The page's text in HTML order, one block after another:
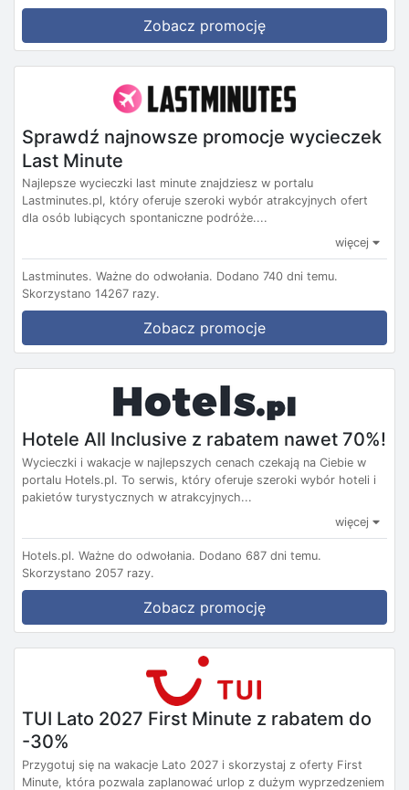
Zobacz promocję
Sprawdź najnowsze promocje wycieczek
Last Minute
Najlepsze wycieczki last minute znajdziesz w portalu
Lastminutes.pl, który oferuje szeroki wybór atrakcyjnych ofert
dla osób lubiących spontaniczne podróże....
więcej
Lastminutes. Ważne do odwołania. Dodano 740 dni temu.
Skorzystano 14267 razy.
Zobacz promocje
Hotele All Inclusive z rabatem nawet 70%!
Wycieczki i wakacje w najlepszych cenach czekają na Ciebie w
portalu Hotels.pl. To serwis, który oferuje szeroki wybór hoteli i
pakietów turystycznych w atrakcyjnych...
więcej
Hotels.pl. Ważne do odwołania. Dodano 687 dni temu.
Skorzystano 2057 razy.
Zobacz promocję
TUI Lato 2027 First Minute z rabatem do
-30%
Przygotuj się na wakacje Lato 2027 i skorzystaj z oferty First
Minute, która pozwala zaplanować urlop z dużym wyprzedzeniem